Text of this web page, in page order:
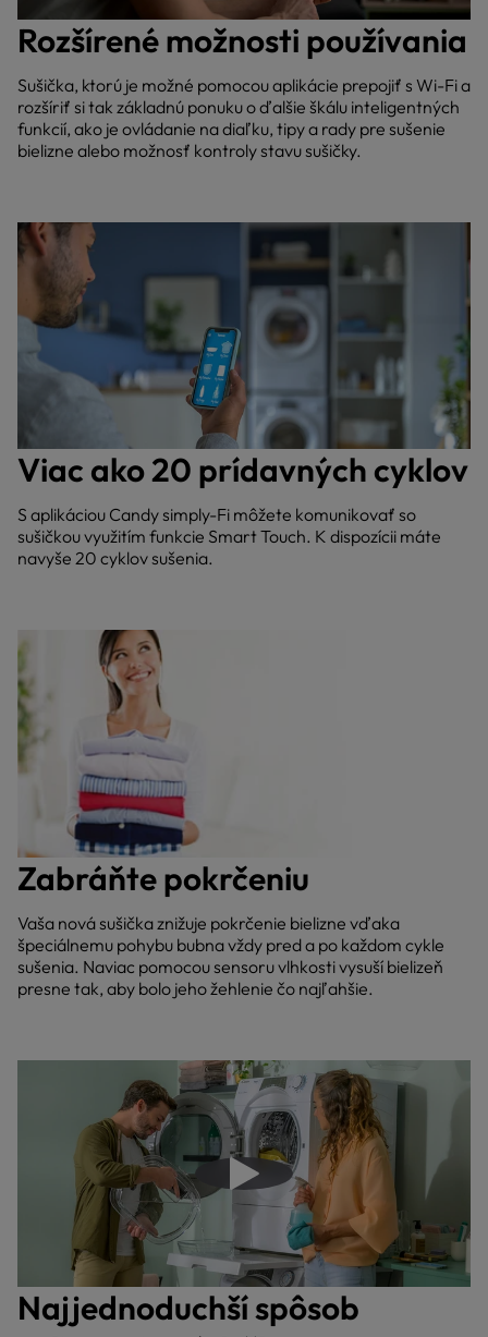
Rozšírené možnosti používania
Sušička, ktorú je možné pomocou aplikácie prepojiť s Wi-Fi a
rozšíriť si tak základnú ponuku o ďalšie škálu inteligentných
funkcií, ako je ovládanie na diaľku, tipy a rady pre sušenie
bielizne alebo možnosť kontroly stavu sušičky.
Viac ako 20 prídavných cyklov
S aplikáciou Candy simply-Fi môžete komunikovať so
sušičkou využitím funkcie Smart Touch. K dispozícii máte
navyše 20 cyklov sušenia.
Zabráňte pokrčeniu
Vaša nová sušička znižuje pokrčenie bielizne vďaka
špeciálnemu pohybu bubna vždy pred a po každom cykle
sušenia. Naviac pomocou sensoru vlhkosti vysuší bielizeň
presne tak, aby bolo jeho žehlenie čo najľahšie.
Prehrať video
Najjednoduchší spôsob